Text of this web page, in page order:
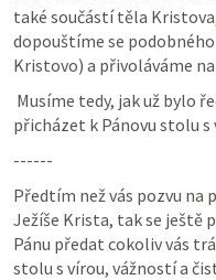
také součástí těla
dopouštíme se
Kristovo) a přivoláváme na
přicházet k Pánovu stolu
------
Předtím než vás pozvu na
Ježíše Krista, tak se ještě
Pánu předat cokoliv vás
stolu s vírou, vážností a